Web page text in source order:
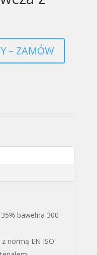
– ZAMÓW
bawełna 300
normą EN ISO